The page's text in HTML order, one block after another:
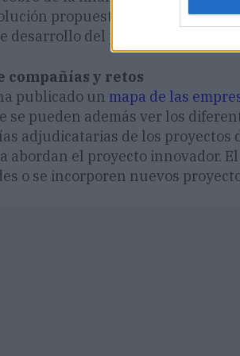
propuesta es innovadora.
desarrollo del prototipo.
compañías y retos
publicado un mapa de las
se pueden además ver los
adjudicatarias de los proyectos
abordan el proyecto innovador.
o se incorporen nuevos